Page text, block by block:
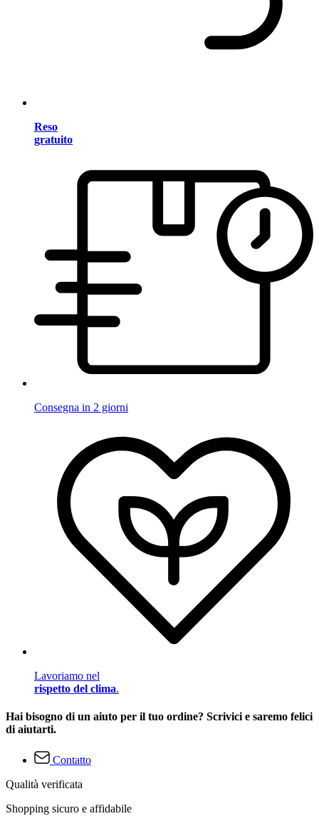
Reso
gratuito
Consegna in 2 giorni
Lavoriamo nel
rispetto del clima.
Hai bisogno di un aiuto per il tuo ordine? Scrivici e saremo felici
di aiutarti.
Contatto
Qualità verificata
Shopping sicuro e affidabile